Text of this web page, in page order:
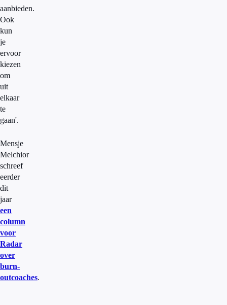
aanbieden.
Ook
kun
je
ervoor
kiezen
om
uit
elkaar
te
gaan'.
Mensje
Melchior
schreef
eerder
dit
jaar
een
column
voor
Radar
over
burn-
outcoaches.